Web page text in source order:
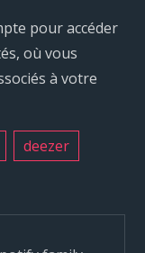
pour accéder
où vous
à votre
deezer